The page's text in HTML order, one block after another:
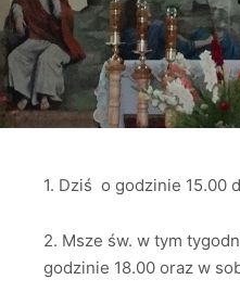
1. Dziś o godzinie 15.00
2. Msze św. w tym
godzinie 18.00 oraz w